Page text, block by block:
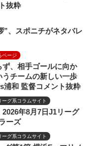
抜粋
”、スポニチがネタバレ
ページ
、相手ゴールに向か
チームの新しい一歩
浦和 監督コメント抜粋
グ系コラムサイト
2026年8月7日J1リーグ
ーズ
グ系コラムサイト